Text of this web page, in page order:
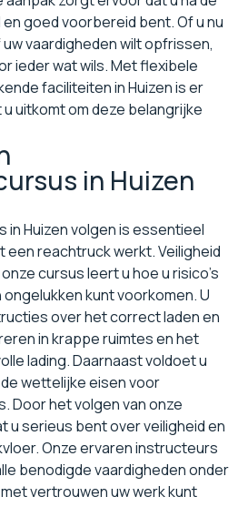
goed voorbereid bent. Of u nu
vaardigheden wilt opfrissen,
ieder wat wils. Met flexibele
faciliteiten in Huizen is er
uitkomt om deze belangrijke
in Huizen
in Huizen volgen is essentieel
een reachtruck werkt. Veiligheid
cursus leert u hoe u risico's
kunt voorkomen. U
over het correct laden en
in krappe ruimtes en het
lading. Daarnaast voldoet u
wettelijke eisen voor
Door het volgen van onze
u serieus bent over veiligheid en
Onze ervaren instructeurs
benodigde vaardigheden onder
vertrouwen uw werk kunt